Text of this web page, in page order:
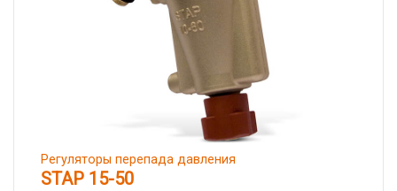
Регуляторы перепада давления
STAP 15-50